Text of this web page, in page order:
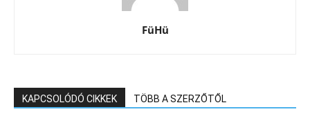
FüHü
KAPCSOLÓDÓ CIKKEK TÖBB A SZERZŐTŐL